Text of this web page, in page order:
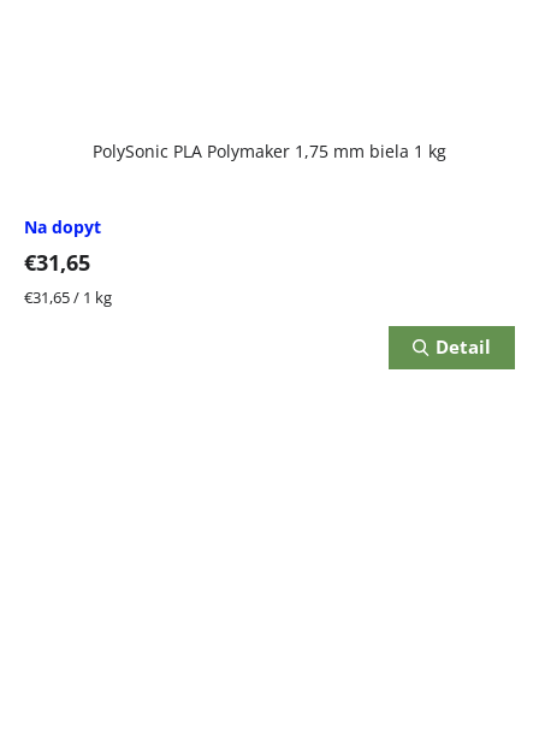
PolySonic PLA Polymaker 1,75 mm biela 1 kg
Na dopyt
€31,65
Jednotková
€31,65 / 1 kg
Detail